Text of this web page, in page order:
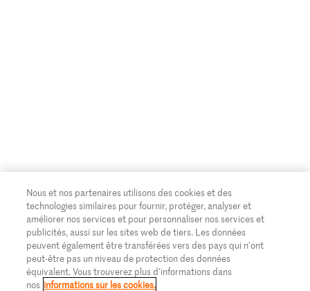
Nous et nos partenaires utilisons des cookies et des
technologies similaires pour fournir, protéger, analyser et
améliorer nos services et pour personnaliser nos services et
publicités, aussi sur les sites web de tiers. Les données
peuvent également être transférées vers des pays qui n'ont
peut-être pas un niveau de protection des données
équivalent. Vous trouverez plus d'informations dans
nos informations sur les cookies.